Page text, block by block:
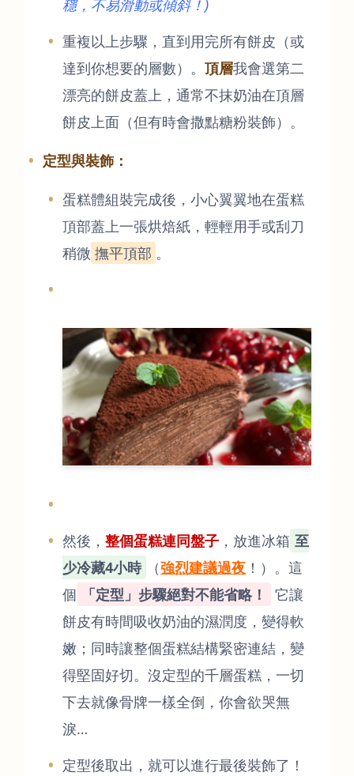
穩，不易滑動或傾斜！)
重複以上步驟，直到用完所有餅皮（或
達到你想要的層數）。 頂層我會選第二
漂亮的餅皮蓋上，通常不抹奶油在頂層
餅皮上面（但有時會撒點糖粉裝飾）。
定型與裝飾：
蛋糕體組裝完成後，小心翼翼地在蛋糕
頂部蓋上一張烘焙紙，輕輕用手或刮刀
稍微 撫平頂部 。
然後， 整個蛋糕連同盤子 ，放進冰箱 至
少冷藏4小時
（強烈建議過夜 ！）。這
個
「定型」步驟絕對不能省略！
它讓
餅皮有時間吸收奶油的濕潤度，變得軟
嫩；同時讓整個蛋糕結構緊密連結，變
得堅固好切。沒定型的千層蛋糕，一切
下去就像骨牌一樣全倒，你會欲哭無
淚…
定型後取出，就可以進行最後裝飾了！